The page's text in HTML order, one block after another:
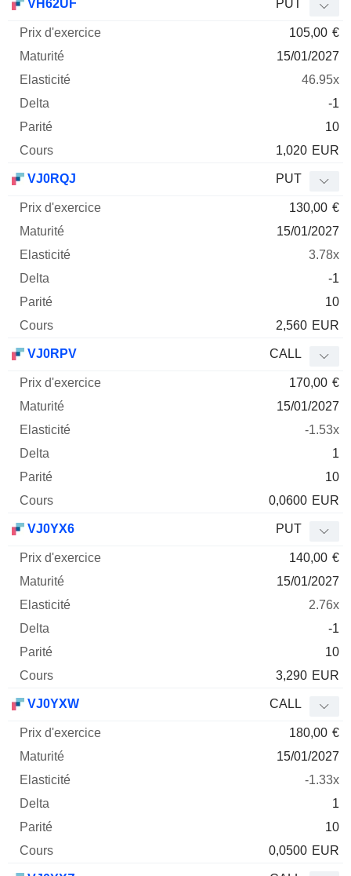
VH62UF PUT
105,00 €
15/01/2027
46.95x
-1
10
1,020 EUR
VJ0RQJ PUT
130,00 €
15/01/2027
3.78x
-1
10
2,560 EUR
VJ0RPV CALL
170,00 €
15/01/2027
-1.53x
1
10
0,0600 EUR
VJ0YX6 PUT
140,00 €
15/01/2027
2.76x
-1
10
3,290 EUR
VJ0YXW CALL
180,00 €
15/01/2027
-1.33x
1
10
0,0500 EUR